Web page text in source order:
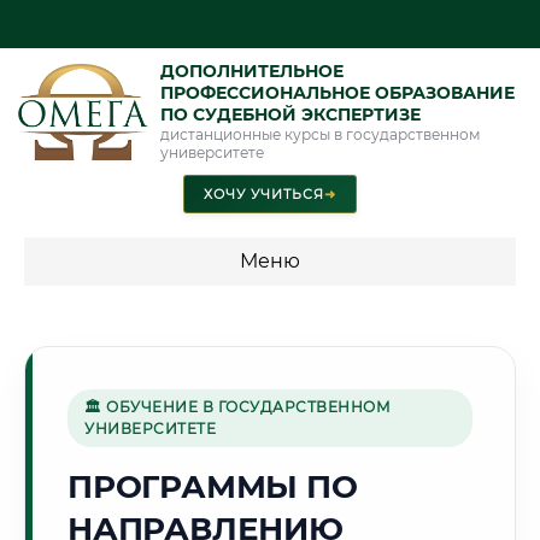
ДОПОЛНИТЕЛЬНОЕ
ПРОФЕССИОНАЛЬНОЕ ОБРАЗОВАНИЕ
ПО СУДЕБНОЙ ЭКСПЕРТИЗЕ
дистанционные курсы в государственном
университете
ХОЧУ УЧИТЬСЯ➜
Меню
специальности"
Стоимость по программам обучения "Судебная экспертиза"
Стоимость по программам обучения "Экспертиза"
🏛 ОБУЧЕНИЕ В ГОСУДАРСТВЕННОМ
УНИВЕРСИТЕТЕ
ПРОГРАММЫ ПО
НАПРАВЛЕНИЮ